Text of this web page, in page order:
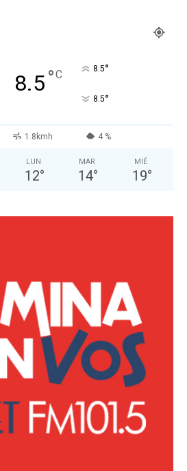
8.5°C 8.5°
8.5°
1.8kmh 4 %
LUN
12°
MAR
14°
MIÉ
19°